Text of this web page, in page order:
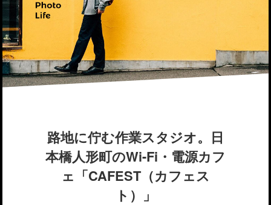
路地に佇む作業スタジオ。日
本橋人形町のWi-Fi・電源カフ
ェ「CAFEST（カフェス
ト）」